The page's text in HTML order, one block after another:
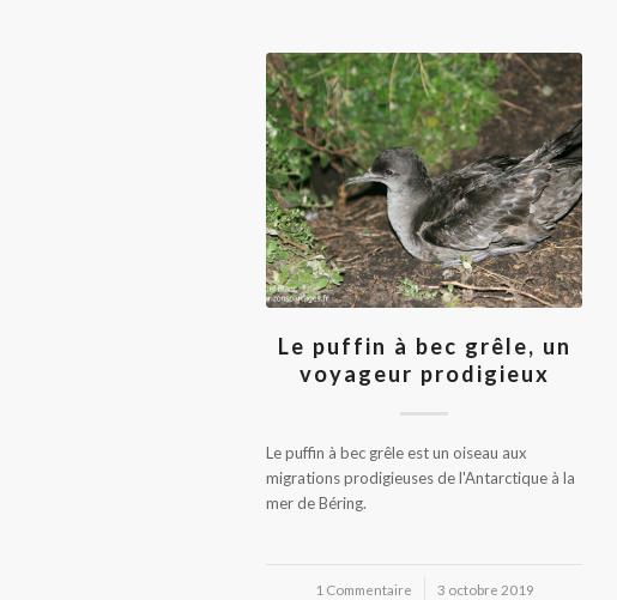
Le puffin à bec grêle, un
voyageur prodigieux
Le puffin à bec grêle est un oiseau aux
migrations prodigieuses de l'Antarctique à la
mer de Béring.
1 Commentaire
/ 3 octobre 2019